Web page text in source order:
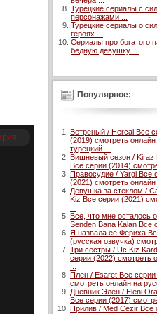
Турецкие сериалы с
персонажами ...
Турецкие сериалы о
героях ...
Сериалы про богатого
бедную девушку ...
Популярное:
Ветреный / Hercai Все
(2019) смотреть онлайн
турецкий ...
Вишневый сезон / Kiraz
Все серии (2014)
Правосудие / Yargi Все
(2021) смотреть онлайн
Девушка за стеклом /
Kiz Все серии (2021)
Все, что мне осталось
Senden Bana Kalan Все
Я назвала ее Фериха
(русская озвучка)
Три сестры / Uc Kiz
серии (2022) смотреть
Плен / Esaret Все серии
смотреть онлайн на
Дневник Элен / Eleni
Все серии (2017)
Прилив / Med Cezir Все